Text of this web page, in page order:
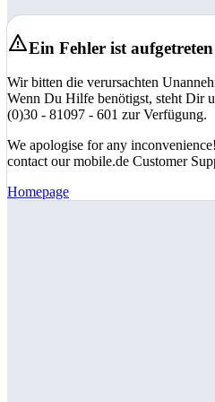
Ein Fehler ist
Wir bitten die verursachten
Wenn Du Hilfe benötigst, steht Dir
(0)30 - 81097 - 601 zur Verfügung.
We apologise for any
contact our mobile.de Customer
Homepage